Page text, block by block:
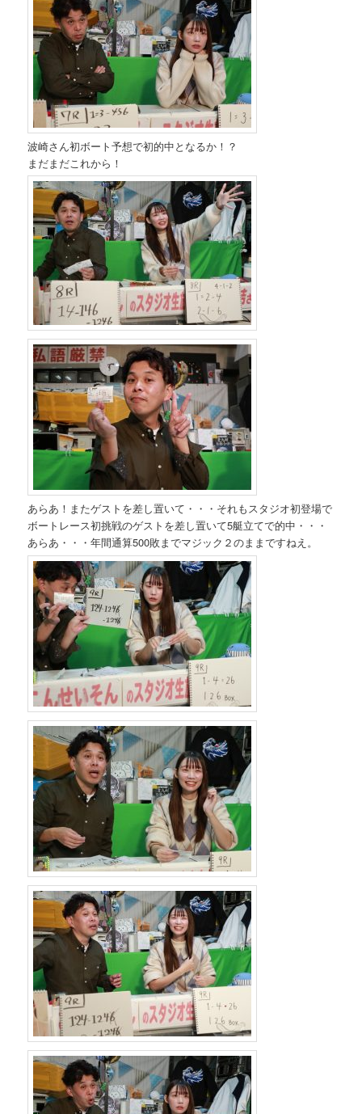
波崎さん初ボート予想で初的中となるか！？
まだまだこれから！
あらあ！またゲストを差し置いて・・・それもスタジオ初登場で
ボートレース初挑戦のゲストを差し置いて5艇立てで的中・・・
あらあ・・・年間通算500敗までマジック２のままですねえ。